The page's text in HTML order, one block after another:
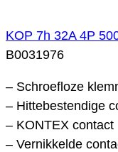
KOP 7h 32A 4P
B0031976
– Schroefloze
– Hittebestendige
– KONTEX contact
– Vernikkelde